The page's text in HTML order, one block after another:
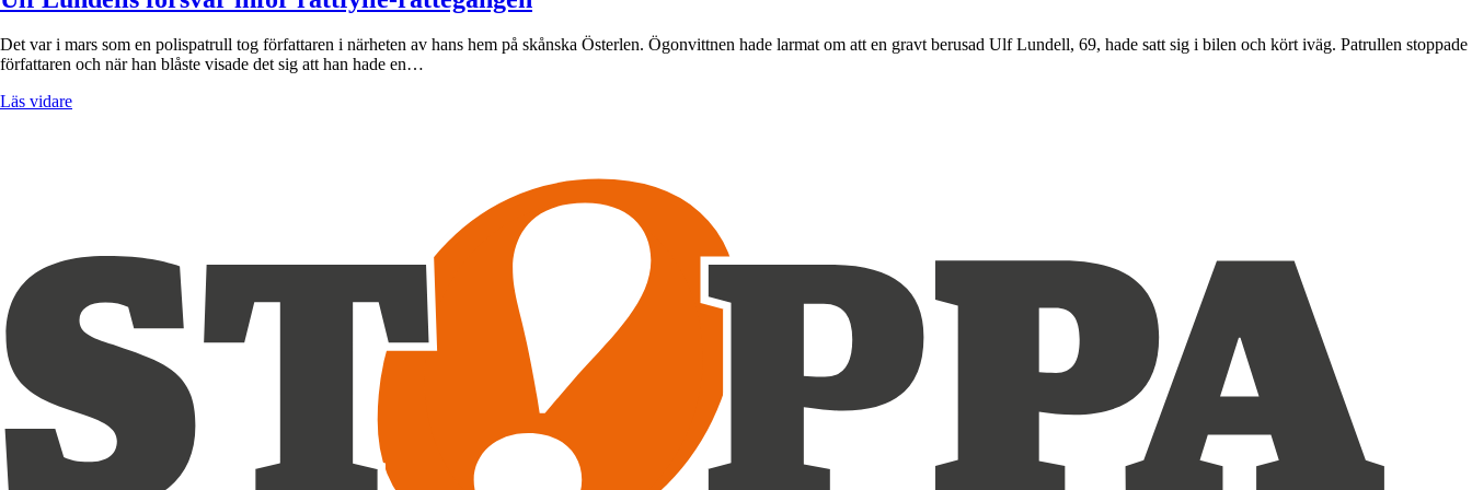
Det var i mars som en polispatrull tog författaren i närheten av hans hem på skånska Österlen. Ögonvittnen hade larmat om att en gravt berusad Ulf Lundell, 69, hade satt sig i bilen och kört iväg. Patrullen stoppade
författaren och när han blåste visade det sig att han hade en…
Läs vidare